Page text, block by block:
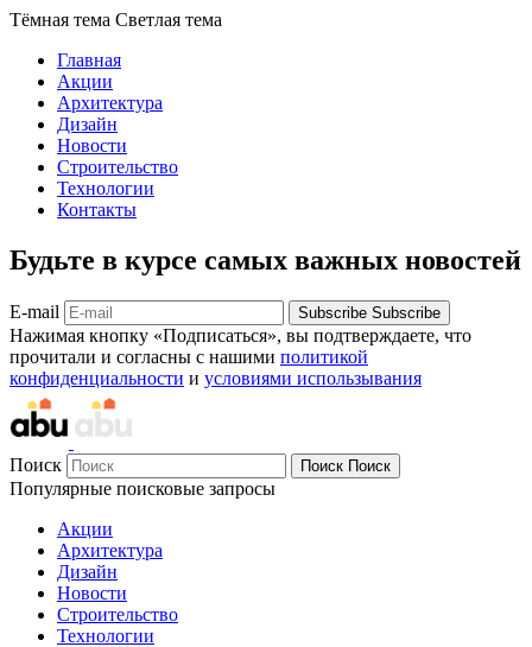
Тёмная тема Светлая тема
Главная
Акции
Архитектура
Дизайн
Новости
Строительство
Технологии
Контакты
Будьте в курсе самых важных новостей
E-mail Subscribe Subscribe
Нажимая кнопку «Подписаться», вы подтверждаете, что
прочитали и согласны с нашими политикой
конфиденциальности и условиями использывания
Поиск Поиск Поиск
Популярные поисковые запросы
Акции
Архитектура
Дизайн
Новости
Строительство
Технологии